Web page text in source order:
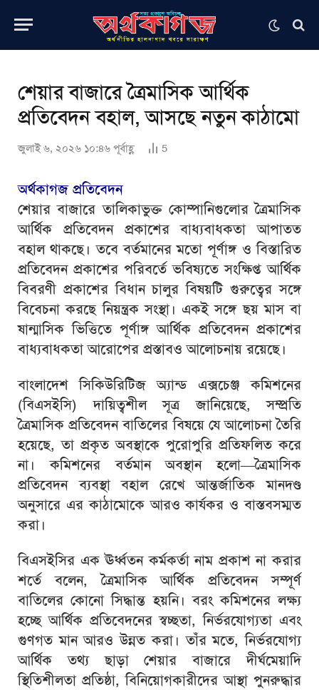
শেয়ার বাজারে ত্রৈমাসিক আর্থিক
প্রতিবেদন বহাল, আসছে নতুন কাঠামো
জুলাই ৬, ২০২৬ ১০:৪৬ পূর্বাহ্ণ 5
অর্থকাগজ প্রতিবেদন
শেয়ার বাজারে তালিকাভুক্ত কোম্পানিগুলোর ত্রৈমাসিক
আর্থিক প্রতিবেদন প্রকাশের বাধ্যবাধকতা আপাতত
বহাল থাকছে। তবে বর্তমানের মতো পূর্ণাঙ্গ ও বিস্তারিত
প্রতিবেদন প্রকাশের পরিবর্তে ভবিষ্যতে সংক্ষিপ্ত আর্থিক
বিবরণী প্রকাশের বিধান চালুর বিষয়টি গুরুত্বের সঙ্গে
বিবেচনা করছে নিয়ন্ত্রক সংস্থা। একই সঙ্গে ছয় মাস বা
ষান্মাসিক ভিত্তিতে পূর্ণাঙ্গ আর্থিক প্রতিবেদন প্রকাশের
বাধ্যবাধকতা আরোপের প্রস্তাবও আলোচনায় রয়েছে।
বাংলাদেশ সিকিউরিটিজ অ্যান্ড এক্সচেঞ্জ কমিশনের
(বিএসইসি) দায়িত্বশীল সূত্র জানিয়েছে, সম্প্রতি
ত্রৈমাসিক প্রতিবেদন বাতিলের বিষয়ে যে আলোচনা তৈরি
হয়েছে, তা প্রকৃত অবস্থাকে পুরোপুরি প্রতিফলিত করে
না। কমিশনের বর্তমান অবস্থান হলো—ত্রৈমাসিক
প্রতিবেদন ব্যবস্থা বহাল রেখে আন্তর্জাতিক মানদণ্ড
অনুসারে এর কাঠামোকে আরও কার্যকর ও বাস্তবসম্মত
করা।
বিএসইসির এক ঊর্ধ্বতন কর্মকর্তা নাম প্রকাশ না করার
শর্তে বলেন, ত্রৈমাসিক আর্থিক প্রতিবেদন সম্পূর্ণ
বাতিলের কোনো সিদ্ধান্ত হয়নি। বরং কমিশনের লক্ষ্য
হচ্ছে আর্থিক প্রতিবেদনের স্বচ্ছতা, নির্ভরযোগ্যতা এবং
গুণগত মান আরও উন্নত করা। তাঁর মতে, নির্ভরযোগ্য
আর্থিক তথ্য ছাড়া শেয়ার বাজারে দীর্ঘমেয়াদি
স্থিতিশীলতা প্রতিষ্ঠা, বিনিয়োগকারীদের আস্থা পুনরুদ্ধার